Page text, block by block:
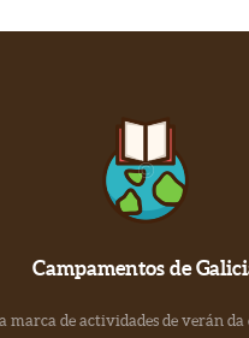
Campamentos de
marca de actividades de verán da